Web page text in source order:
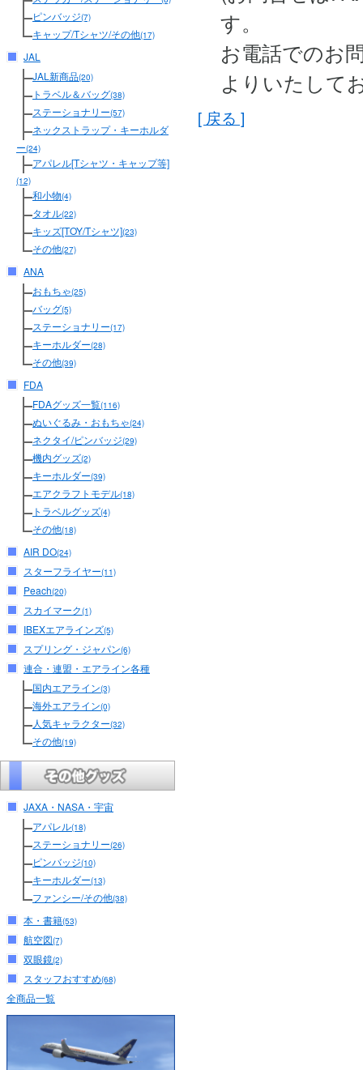
ピンバッジ(7)
キャップ/Tシャツ/その他(17)
JAL
JAL新商品(20)
トラベル＆バッグ(38)
ステーショナリー(57)
ネックストラップ・キーホルダ
ー(24)
アパレル[Tシャツ・キャップ等]
(12)
和小物(4)
タオル(22)
キッズ[TOY/Tシャツ](23)
その他(27)
ANA
おもちゃ(25)
バッグ(5)
ステーショナリー(17)
キーホルダー(28)
その他(39)
FDA
FDAグッズ一覧(116)
ぬいぐるみ・おもちゃ(24)
ネクタイ/ピンバッジ(29)
機内グッズ(2)
キーホルダー(39)
エアクラフトモデル(18)
トラベルグッズ(4)
その他(18)
AIR DO(24)
スターフライヤー(11)
Peach(20)
スカイマーク(1)
IBEXエアラインズ(5)
スプリング・ジャパン(6)
連合・連盟・エアライン各種
国内エアライン(3)
海外エアライン(0)
人気キャラクター(32)
その他(19)
JAXA・NASA・宇宙
アパレル(18)
ステーショナリー(26)
ピンバッジ(10)
キーホルダー(13)
ファンシー/その他(38)
本・書籍(53)
航空図(7)
双眼鏡(2)
スタッフおすすめ(68)
全商品一覧
す。
お電話でのお
よりいたして
[ 戻る ]